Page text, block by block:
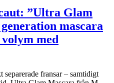
”Ultra Glam
mascara
med
fransar – samtidigt